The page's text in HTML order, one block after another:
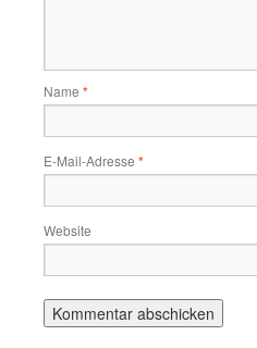
Name *
E-Mail-Adresse *
Website